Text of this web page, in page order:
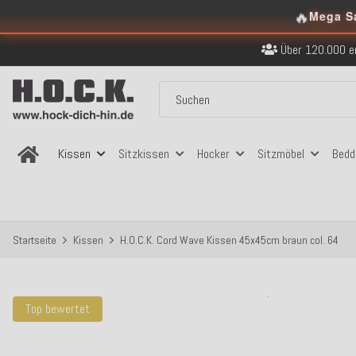
🔥Mega
Kostenloser Versand
Über 120.000
Sicher
Kostenloser Versand
Kissen Sitzkissen Hocker Sitzmöbel
Startseite Kissen H.O.C.K. Cord Wave Kissen 45x45cm braun col. 64
Top bewertet